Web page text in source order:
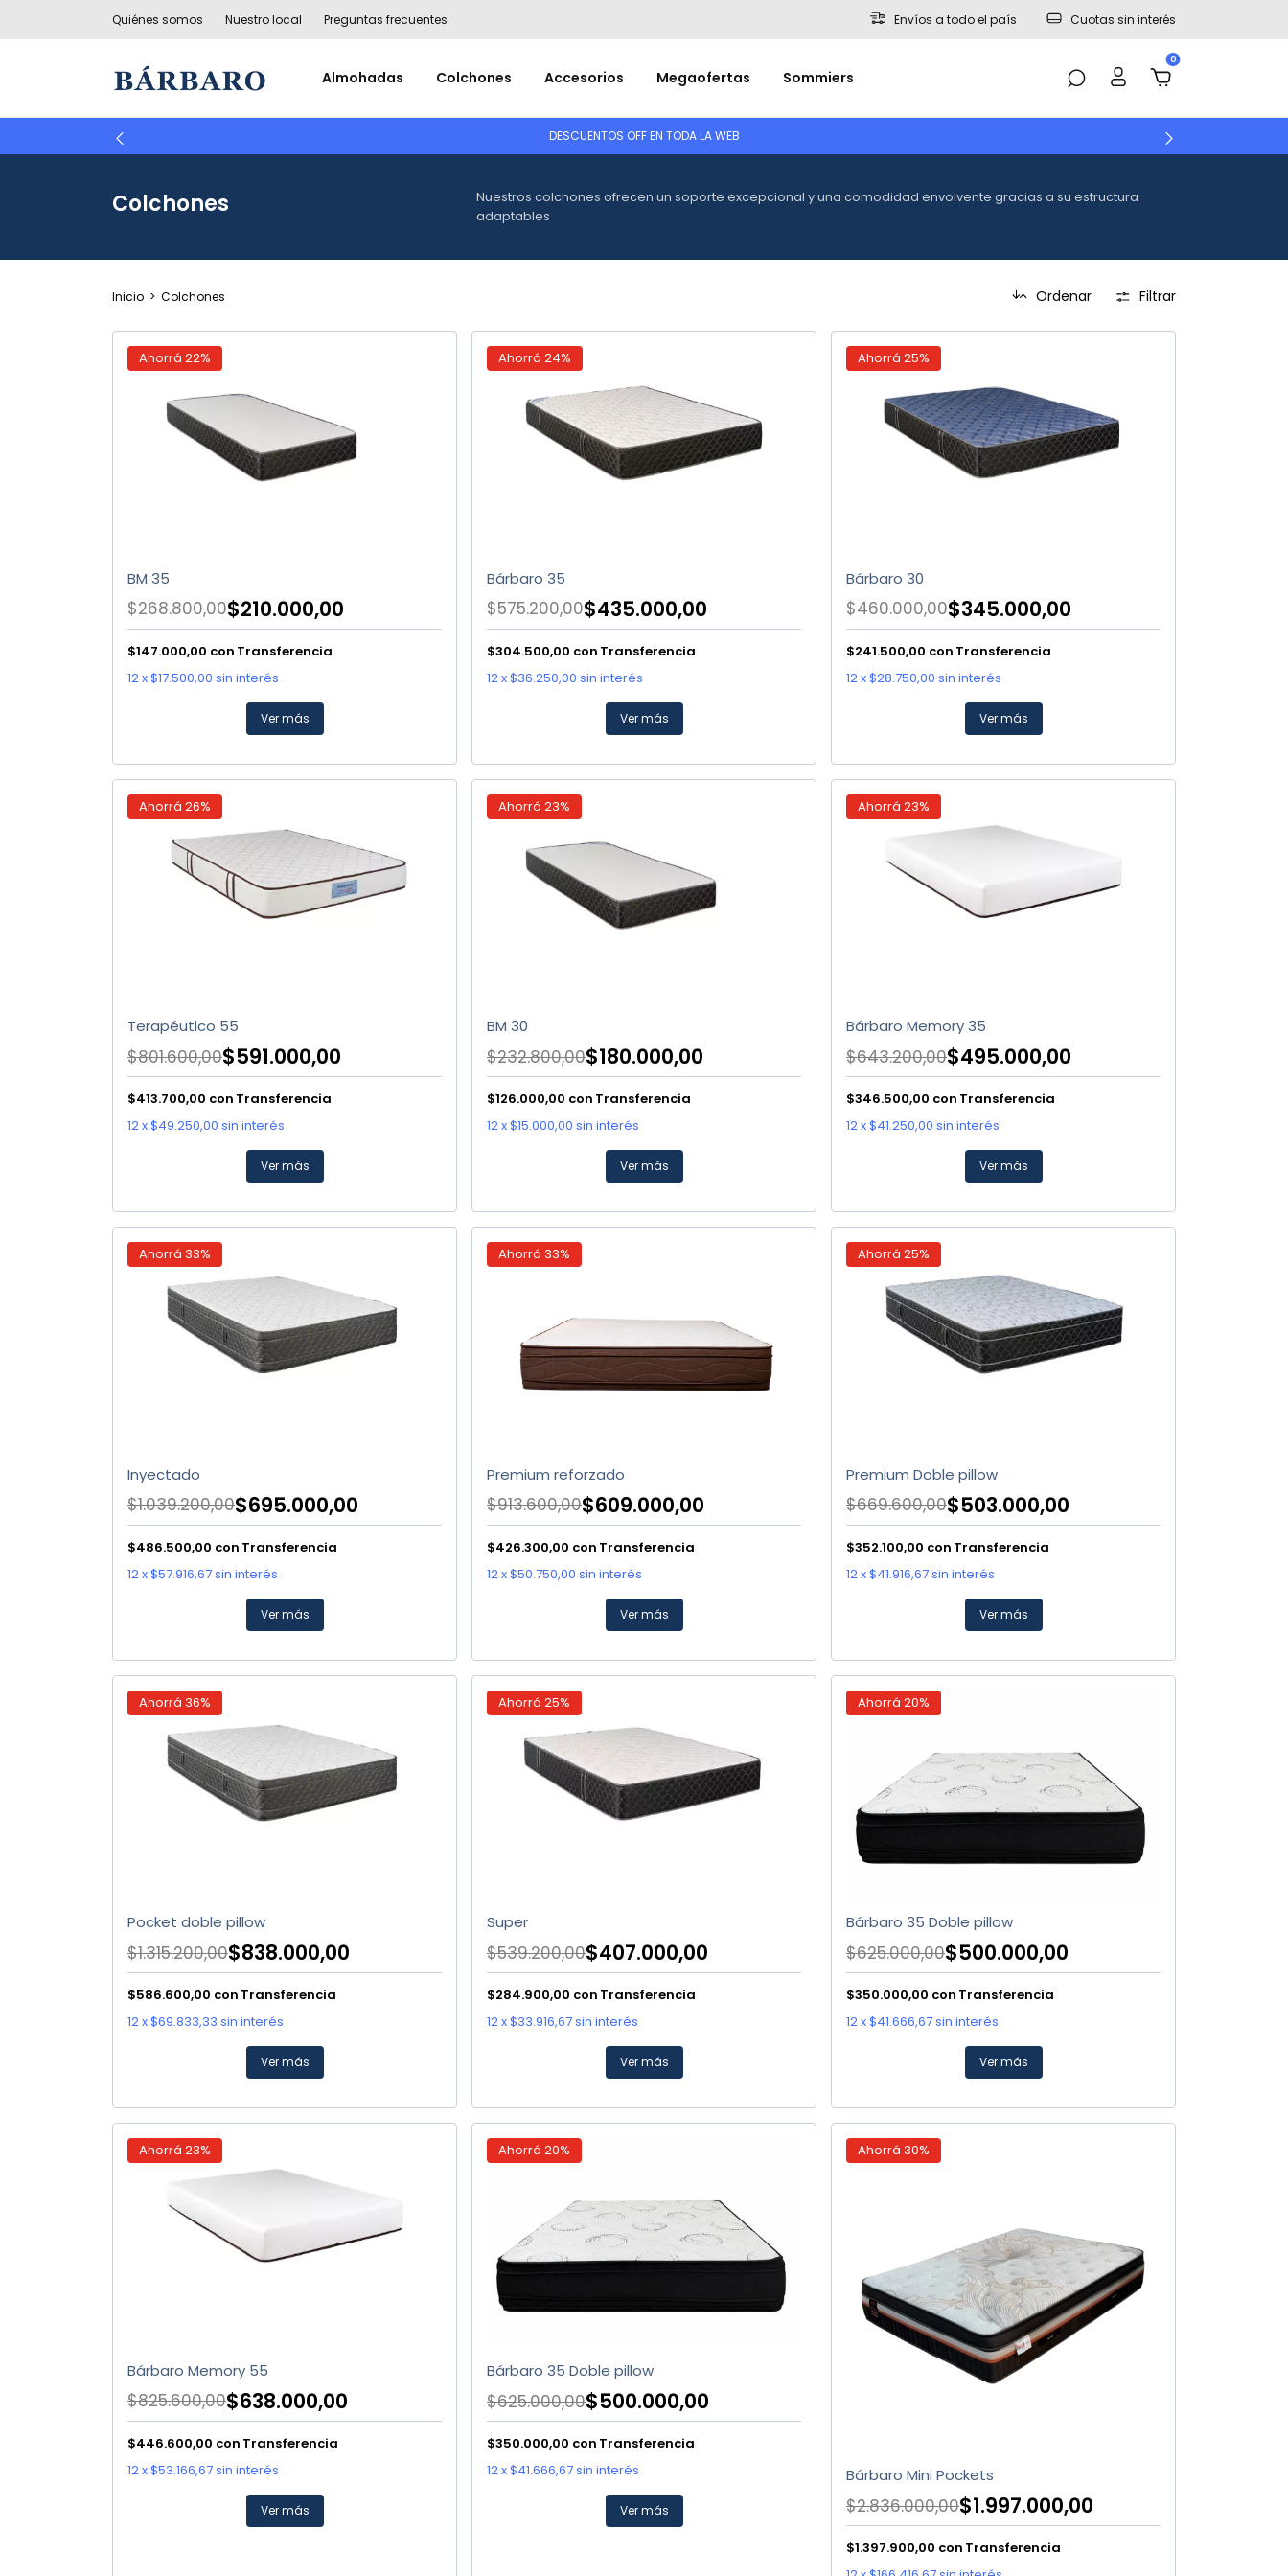
Quiénes somos Nuestro local Preguntas frecuentes Envíos a todo el país Cuotas sin interés
Almohadas Colchones Accesorios Megaofertas Sommiers
0
DESCUENTOS OFF EN TODA LA WEB
Colchones
Nuestros colchones ofrecen un soporte excepcional y una comodidad envolvente gracias a su estructura
adaptables
Inicio > Colchones Ordenar Filtrar
Ahorrá 22%
BM 35
$210.000,00
$268.800,00
$147.000,00 con Transferencia
12x$17.500,00 sin interés
Ver más
Ahorrá 24%
Bárbaro 35
$435.000,00
$575.200,00
$304.500,00 con Transferencia
12x$36.250,00 sin interés
Ver más
Ahorrá 25%
Bárbaro 30
$345.000,00
$460.000,00
$241.500,00 con Transferencia
12x$28.750,00 sin interés
Ver más
Ahorrá 26%
Terapéutico 55
$591.000,00
$801.600,00
$413.700,00 con Transferencia
12x$49.250,00 sin interés
Ver más
Ahorrá 23%
BM 30
$180.000,00
$232.800,00
$126.000,00 con Transferencia
12x$15.000,00 sin interés
Ver más
Ahorrá 23%
Bárbaro Memory 35
$495.000,00
$643.200,00
$346.500,00 con Transferencia
12x$41.250,00 sin interés
Ver más
Ahorrá 33%
Inyectado
$695.000,00
$1.039.200,00
$486.500,00 con Transferencia
12x$57.916,67sin interés
Ver más
Ahorrá 33%
Premium reforzado
$609.000,00
$913.600,00
$426.300,00 con Transferencia
12x$50.750,00 sin interés
Ver más
Ahorrá 25%
Premium Doble pillow
$503.000,00
$669.600,00
$352.100,00 con Transferencia
12x$41.916,67sin interés
Ver más
Ahorrá 36%
Pocket doble pillow
$838.000,00
$1.315.200,00
$586.600,00 con Transferencia
12x$69.833,33 sin interés
Ver más
Ahorrá 25%
Super
$407.000,00
$539.200,00
$284.900,00 con Transferencia
12x$33.916,67sin interés
Ver más
Ahorrá 20%
Bárbaro 35 Doble pillow
$500.000,00
$625.000,00
$350.000,00 con Transferencia
12x$41.666,67sin interés
Ver más
Ahorrá 23%
Bárbaro Memory 55
$638.000,00
$825.600,00
$446.600,00 con Transferencia
12x$53.166,67sin interés
Ver más
Ahorrá 20%
Bárbaro 35 Doble pillow
$500.000,00
$625.000,00
$350.000,00 con Transferencia
12x$41.666,67sin interés
Ver más
Ahorrá 30%
Bárbaro Mini Pockets
$1.997.000,00
$2.836.000,00
$1.397.900,00 con Transferencia